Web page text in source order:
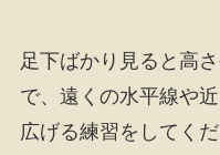
足下ばかり見ると高
で、遠くの水平線や
広げる練習をしてく